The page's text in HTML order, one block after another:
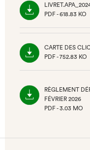
PDF - 618.83 KO
ONGLET)
CARTE DES
PDF - 752.83 KO
RÈGLEMENT
FÉVRIER 2026
PDF - 3.03 MO